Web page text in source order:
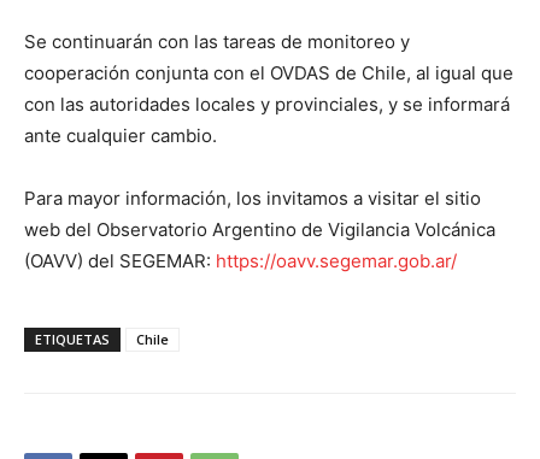
Se continuarán con las tareas de monitoreo y
cooperación conjunta con el OVDAS de Chile, al igual que
con las autoridades locales y provinciales, y se informará
ante cualquier cambio.
Para mayor información, los invitamos a visitar el sitio
web del Observatorio Argentino de Vigilancia Volcánica
(OAVV) del SEGEMAR: https://oavv.segemar.gob.ar/
ETIQUETAS Chile